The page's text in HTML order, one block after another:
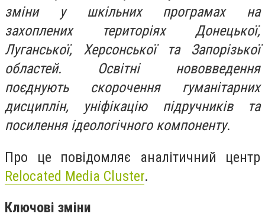
зміни у шкільних програмах на
захоплених територіях Донецької,
Луганської, Херсонської та Запорізької
областей. Освітні нововведення
поєднують скорочення гуманітарних
дисциплін, уніфікацію підручників та
посилення ідеологічного компоненту.
Про це повідомляє аналітичний центр
Relocated Media Cluster.
Ключові зміни